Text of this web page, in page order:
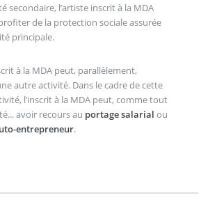
secondaire, l’artiste inscrit à la MDA
de la protection sociale assurée
principale.
à la MDA peut, parallèlement,
autre activité. Dans le cadre de cette
l’inscrit à la MDA peut, comme tout
avoir recours au portage salarial ou
entrepreneur.